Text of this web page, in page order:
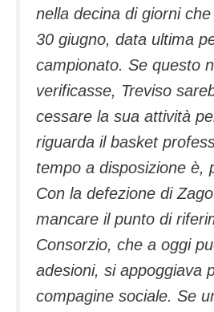
nella decina di giorni
30 giugno, data ultima
campionato. Se questo
verificasse, Treviso
cessare la sua attività
riguarda il basket
tempo a disposizione è,
Con la defezione di
mancare il punto di
Consorzio, che a oggi
adesioni, si appoggiava
compagine sociale. Se